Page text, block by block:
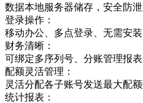
数据本地服务器储存，安全防
登录操作：
移动办公、多点登录、无需安装
财务清晰：
可绑定多序列号、分账管理报
配额灵活管理：
灵活分配各子账号发送最大配额
统计报表：